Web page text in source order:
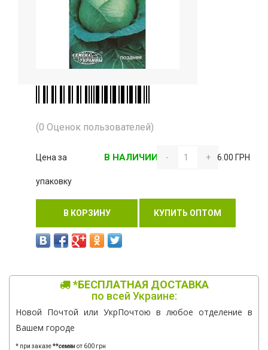
(0 Оценок пользователей)
Цена за
упаковку
В НАЛИЧИИ - + 6.00 ГРН
В КОРЗИНУ КУПИТЬ ОПТОМ
*БЕСПЛАТНАЯ ДОСТАВКА
по всей Украине:
Новой Почтой или УкрПочтою в любое отделение в
Вашем городе
* при заказе**семянот 600 грн